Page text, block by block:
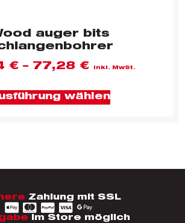
auger bits
€ – 77,28 € inkl. MwSt.
wählen
Zahlung mit SSL
im Store möglich